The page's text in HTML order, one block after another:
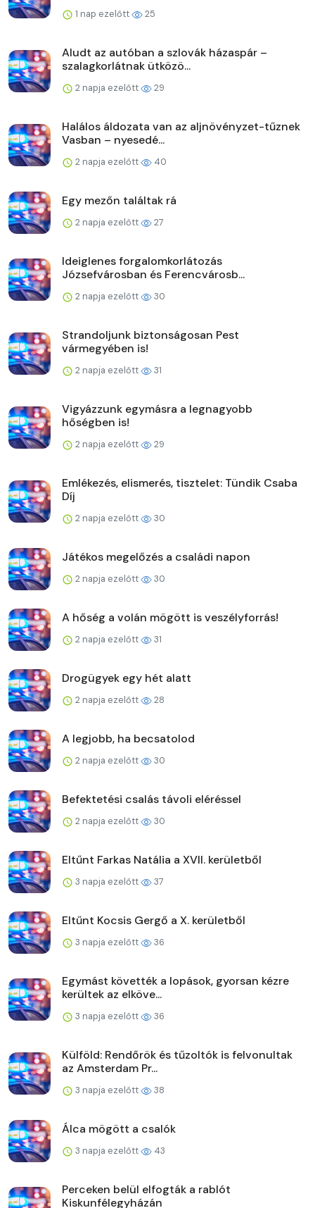
1 nap ezelőtt 25
Aludt az autóban a szlovák házaspár –
szalagkorlátnak ütközö...
2 napja ezelőtt 29
Halálos áldozata van az aljnövényzet-tűznek
Vasban – nyesedé...
2 napja ezelőtt 40
Egy mezőn találtak rá
2 napja ezelőtt 27
Ideiglenes forgalomkorlátozás
Józsefvárosban és Ferencvárosb...
2 napja ezelőtt 30
Strandoljunk biztonságosan Pest
vármegyében is!
2 napja ezelőtt 31
Vigyázzunk egymásra a legnagyobb
hőségben is!
2 napja ezelőtt 29
Emlékezés, elismerés, tisztelet: Tündik Csaba
Díj
2 napja ezelőtt 30
Játékos megelőzés a családi napon
2 napja ezelőtt 30
A hőség a volán mögött is veszélyforrás!
2 napja ezelőtt 31
Drogügyek egy hét alatt
2 napja ezelőtt 28
A legjobb, ha becsatolod
2 napja ezelőtt 30
Befektetési csalás távoli eléréssel
2 napja ezelőtt 30
Eltűnt Farkas Natália a XVII. kerületből
3 napja ezelőtt 37
Eltűnt Kocsis Gergő a X. kerületből
3 napja ezelőtt 36
Egymást követték a lopások, gyorsan kézre
kerültek az elköve...
3 napja ezelőtt 36
Külföld: Rendőrök és tűzoltók is felvonultak
az Amsterdam Pr...
3 napja ezelőtt 38
Álca mögött a csalók
3 napja ezelőtt 43
Perceken belül elfogták a rablót
Kiskunfélegyházán